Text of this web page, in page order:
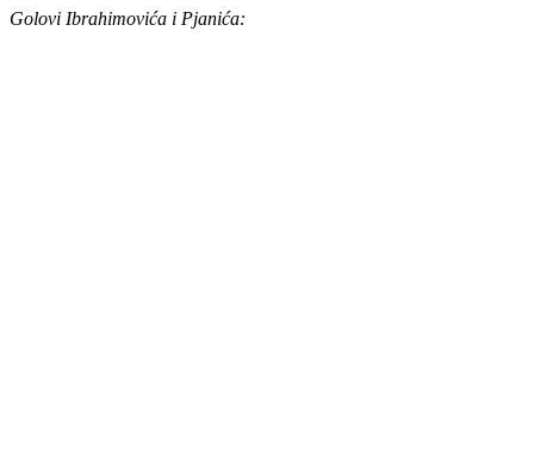
Golovi Ibrahimovića i Pjanića: